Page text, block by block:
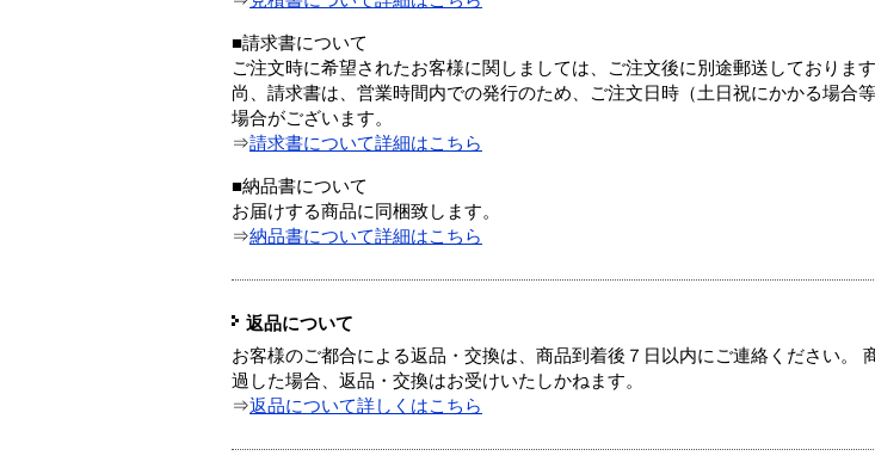
■請求書について
ご注文時に希望されたお客様に関しましては、ご注文後に別途郵送しております
尚、請求書は、営業時間内での発行のため、ご注文日時（土日祝にかかる場合
場合がございます。
⇒請求書について詳細はこちら
■納品書について
お届けする商品に同梱致します。
⇒納品書について詳細はこちら
返品について
お客様のご都合による返品・交換は、商品到着後７日以内にご連絡ください。
過した場合、返品・交換はお受けいたしかねます。
⇒返品について詳しくはこちら